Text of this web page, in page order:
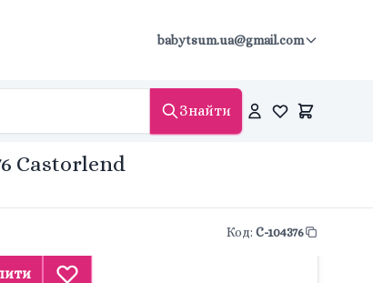
babytsum.ua@gmail.com
Знайти
Castorlend
Код: С-104376